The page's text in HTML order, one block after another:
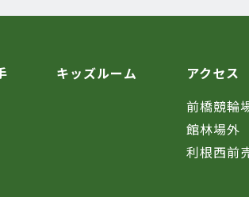
キッズルーム
アクセス
前橋競輪
館林場外
利根西前